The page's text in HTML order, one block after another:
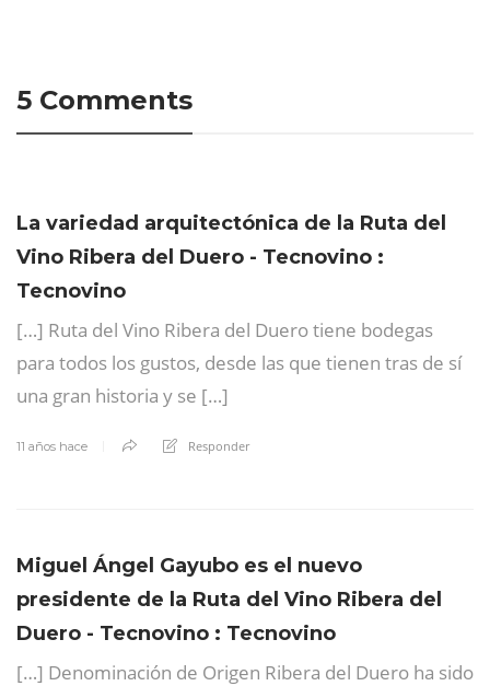
5 Comments
La variedad arquitectónica de la Ruta del
Vino Ribera del Duero - Tecnovino :
Tecnovino
[…] Ruta del Vino Ribera del Duero tiene bodegas
para todos los gustos, desde las que tienen tras de sí
una gran historia y se […]
11 años hace Responder
Miguel Ángel Gayubo es el nuevo
presidente de la Ruta del Vino Ribera del
Duero - Tecnovino : Tecnovino
[…] Denominación de Origen Ribera del Duero ha sido